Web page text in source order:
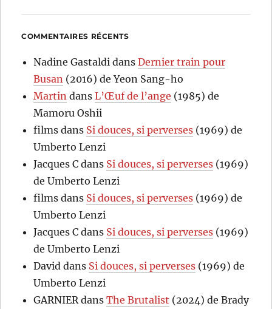
COMMENTAIRES RÉCENTS
Nadine Gastaldi dansDernier train pour
Busan (2016) de Yeon Sang-ho
Martin dansL’Œuf de l’ange (1985) de
Mamoru Oshii
films dans Si douces, si perverses (1969) de
Umberto Lenzi
Jacques C dans Si douces, si perverses (1969)
de Umberto Lenzi
films dans Si douces, si perverses (1969) de
Umberto Lenzi
Jacques C dans Si douces, si perverses (1969)
de Umberto Lenzi
David dans Si douces, si perverses (1969) de
Umberto Lenzi
GARNIERdansThe Brutalist (2024) de Brady